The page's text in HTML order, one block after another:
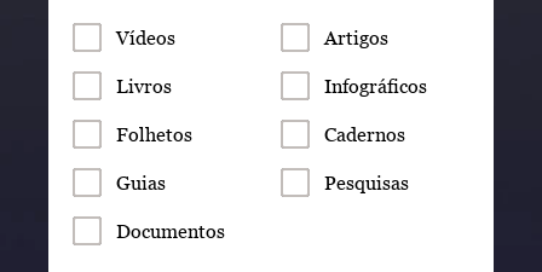
Vídeos Artigos
Livros Infográficos
Folhetos Cadernos
Guias Pesquisas
Documentos